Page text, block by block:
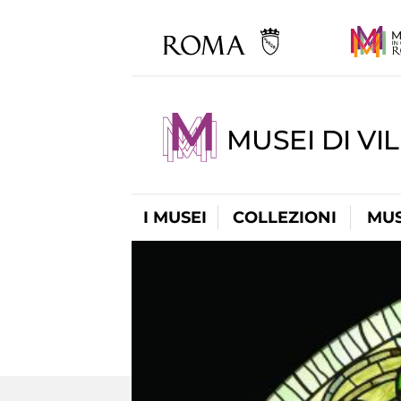
MUSEI DI
I MUSEI COLLEZIONI